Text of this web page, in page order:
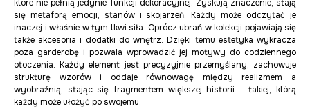
które nie pełnią jedynie funkcji dekoracyjnej. Zyskują znaczenie, stają
się metaforą emocji, stanów i skojarzeń. Każdy może odczytać je
inaczej i właśnie w tym tkwi siła. Oprócz ubrań w kolekcji pojawiają się
także akcesoria i dodatki do wnętrz. Dzięki temu estetyka wykracza
poza garderobę i pozwala wprowadzić jej motywy do codziennego
otoczenia. Każdy element jest precyzyjnie przemyślany, zachowuje
strukturę wzorów i oddaje równowagę między realizmem a
wyobraźnią, stając się fragmentem większej historii – takiej, którą
każdy może ułożyć po swojemu.